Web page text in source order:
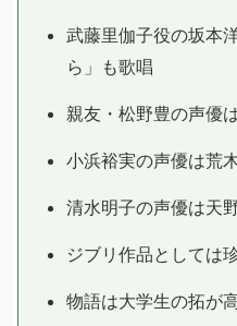
武藤里伽子役の坂本
ら」も歌唱
親友・松野豊の声優
小浜裕実の声優は荒
清水明子の声優は天
ジブリ作品としては
物語は大学生の拓が